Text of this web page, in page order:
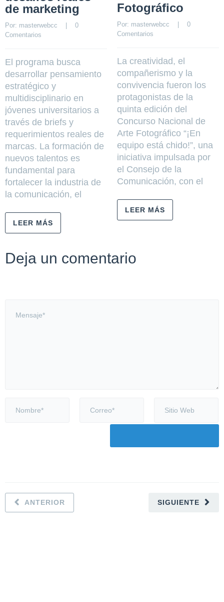
de marketing
Por: masterwebcc
    |
0
Comentarios
El programa busca
desarrollar pensamiento
estratégico y
multidisciplinario en
jóvenes universitarios a
través de briefs y
requerimientos reales de
marcas. La formación de
nuevos talentos es
fundamental para
fortalecer la industria de
la comunicación, el
LEER MÁS
Fotográfico
Por: masterwebcc
0
Comentarios
La creatividad, el
compañerismo y la
convivencia fueron los
protagonistas de la
quinta edición del
Concurso Nacional de
Arte Fotográfico “¡En
equipo está chido!”, una
iniciativa impulsada por
el Consejo de la
Comunicación, con el
LEER MÁS
Deja un comentario
SIGUIENTE
ANTERIOR